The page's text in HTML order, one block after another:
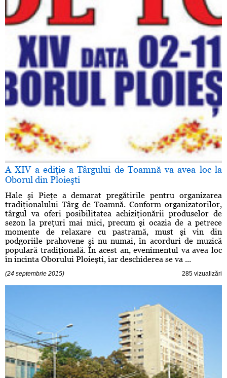
A XIV a ediţie a Târgului de Toamnă va avea loc la
Oborul din Ploieşti
Hale şi Pieţe a demarat pregătirile pentru organizarea
tradiţionalului Târg de Toamnă. Conform organizatorilor,
târgul va oferi posibilitatea achiziţionării produselor de
sezon la preţuri mai mici, precum şi ocazia de a petrece
momente de relaxare cu pastramă, must şi vin din
podgoriile prahovene şi nu numai, în acorduri de muzică
populară tradiţională. În acest an, evenimentul va avea loc
în incinta Oborului Ploieşti, iar deschiderea se va ...
(24 septembrie 2015) 285 vizualizări